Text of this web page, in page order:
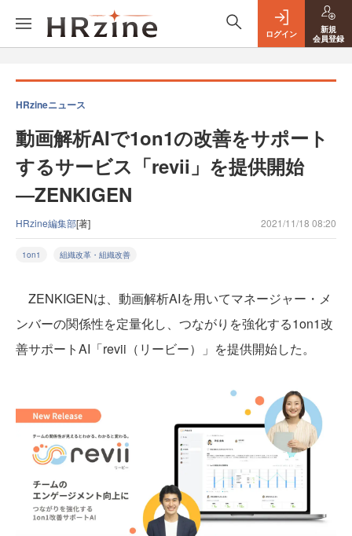
ログイン
新規
会員登録
HRzineニュース
動画解析AIで1on1の改善をサポート
するサービス「revii」を提供開始
―ZENKIGEN
HRzine編集部[著] 2021/11/18 08:20
1on1 組織改革・組織改善
ZENKIGENは、動画解析AIを用いてマネージャー・メ
ンバーの関係性を定量化し、つながりを強化する1on1改
善サポートAI「revii（リービー）」を提供開始した。